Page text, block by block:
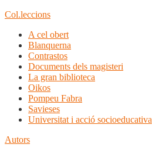
Col.leccions
A cel obert
Blanquerna
Contrastos
Documents dels magisteri
La gran biblioteca
Oikos
Pompeu Fabra
Savieses
Universitat i acció socioeducativa
Autors